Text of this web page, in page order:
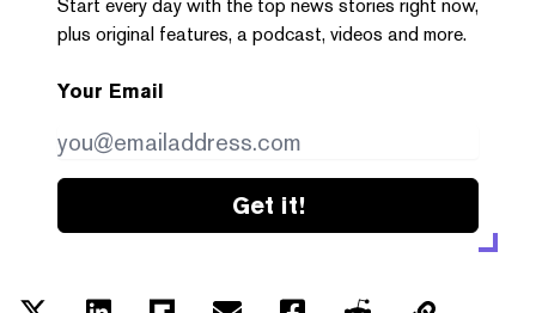
Start every day with the top news stories right now,
plus original features, a podcast, videos and more.
Your Email
Get it!